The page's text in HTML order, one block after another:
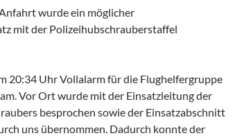
wurde ein möglicher
mit der Polizeihubschrauberstaffel
20:34 Uhr Vollalarm für die Flughelfergruppe
Vor Ort wurde mit der Einsatzleitung der
besprochen sowie der Einsatzabschnitt
uns übernommen. Dadurch konnte der